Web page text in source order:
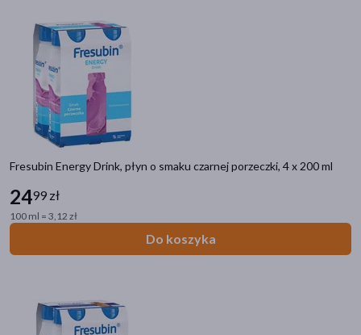
Fresubin Energy Drink, płyn o smaku czarnej porzeczki, 4 x 200 ml
2499 zł
100 ml = 3,12 zł
Do koszyka
Kategorie produktów
Do poprzedniej kategorii
Mleka dla dzieci
Słodycze i przekąski